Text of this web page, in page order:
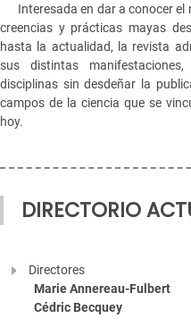
Interesada en dar a conocer el
creencias y prácticas mayas
hasta la actualidad, la revista
sus distintas
disciplinas sin desdeñar la
campos de la ciencia que se
hoy.
DIRECTORIO
Directores
Marie Annereau-Fulbert
Cédric Becquey